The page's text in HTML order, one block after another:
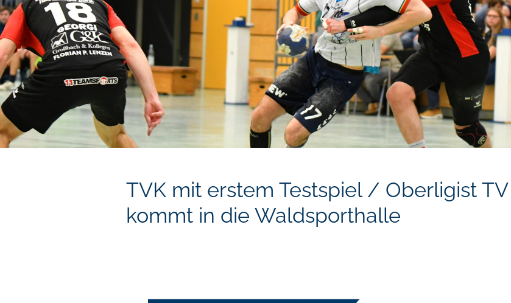
TVK mit erstem Testspiel / Oberligist
kommt in die Waldsporthalle